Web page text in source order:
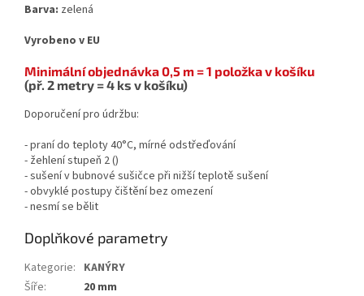
Barva: zelená
Vyrobeno v EU
Minimální objednávka 0,5 m = 1 položka v košíku
(př. 2 metry = 4 ks v košíku)
Doporučení pro údržbu:
- praní do teploty 40°C, mírné odstřeďování
- žehlení stupeň 2 ()
- sušení v bubnové sušičce při nižší teplotě sušení
- obvyklé postupy čištění bez omezení
- nesmí se bělit
Doplňkové parametry
Kategorie: KANÝRY
Šíře: 20 mm